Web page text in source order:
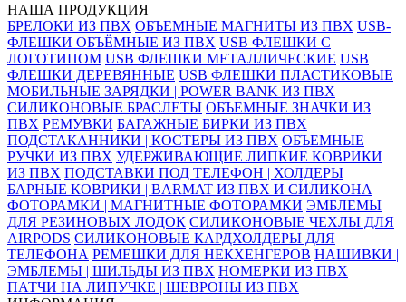
НАША ПРОДУКЦИЯ
БРЕЛОКИ ИЗ ПВХ ОБЪЕМНЫЕ МАГНИТЫ ИЗ ПВХ USB-
ФЛЕШКИ ОБЪЁМНЫЕ ИЗ ПВХ USB ФЛЕШКИ С
ЛОГОТИПОМ USB ФЛЕШКИ МЕТАЛЛИЧЕСКИЕ USB
ФЛЕШКИ ДЕРЕВЯННЫЕ USB ФЛЕШКИ ПЛАСТИКОВЫЕ
МОБИЛЬНЫЕ ЗАРЯДКИ | POWER BANK ИЗ ПВХ
СИЛИКОНОВЫЕ БРАСЛЕТЫ ОБЪЕМНЫЕ ЗНАЧКИ ИЗ
ПВХ РЕМУВКИ БАГАЖНЫЕ БИРКИ ИЗ ПВХ
ПОДСТАКАННИКИ | КОСТЕРЫ ИЗ ПВХ ОБЪЕМНЫЕ
РУЧКИ ИЗ ПВХ УДЕРЖИВАЮЩИЕ ЛИПКИЕ КОВРИКИ
ИЗ ПВХ ПОДСТАВКИ ПОД ТЕЛЕФОН | ХОЛДЕРЫ
БАРНЫЕ КОВРИКИ | BARMAT ИЗ ПВХ И СИЛИКОНА
ФОТОРАМКИ | МАГНИТНЫЕ ФОТОРАМКИ ЭМБЛЕМЫ
ДЛЯ РЕЗИНОВЫХ ЛОДОК СИЛИКОНОВЫЕ ЧЕХЛЫ ДЛЯ
AIRPODS СИЛИКОНОВЫЕ КАРДХОЛДЕРЫ ДЛЯ
ТЕЛЕФОНА РЕМЕШКИ ДЛЯ НЕКХЕНГЕРОВ НАШИВКИ |
ЭМБЛЕМЫ | ШИЛЬДЫ ИЗ ПВХ НОМЕРКИ ИЗ ПВХ
ПАТЧИ НА ЛИПУЧКЕ | ШЕВРОНЫ ИЗ ПВХ